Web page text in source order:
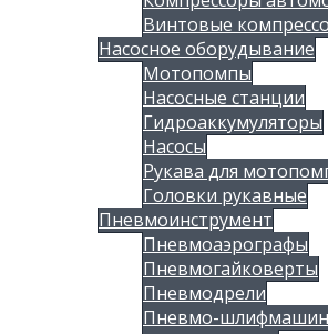
Винтовые
Насосное оборудывание
Мотопомпы
Насосные станции
Гидроаккумуляторы
Насосы
Рукава для
Головки рукавные
Пневмоинструмент
Пневмоаэрографы
Пневмогайковерты
Пневмодрели
Пневмо-